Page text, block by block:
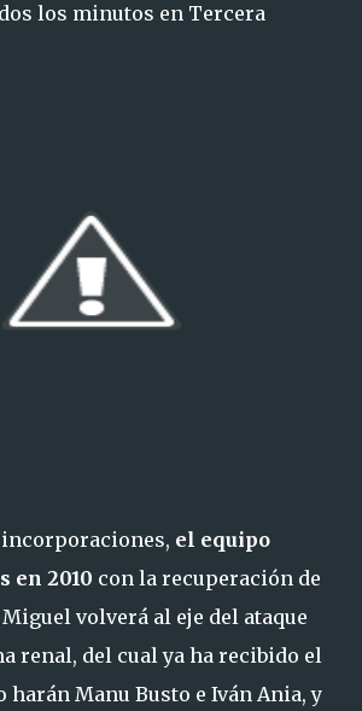
los minutos en Tercera
incorporaciones, el equipo
en 2010 con la recuperación de
volverá al eje del ataque
renal, del cual ya ha recibido el
harán Manu Busto e Iván Ania, y